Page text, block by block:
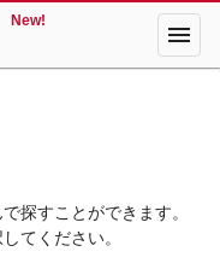
New! menu
探すことができます。
てください。